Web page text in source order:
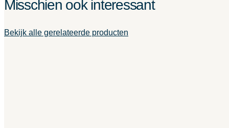
Misschien ook interessant
Bekijk alle gerelateerde producten